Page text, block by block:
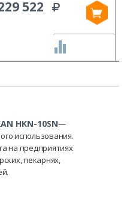
522
HKN-10SN—
использования.
на предприятиях
пекарнях,